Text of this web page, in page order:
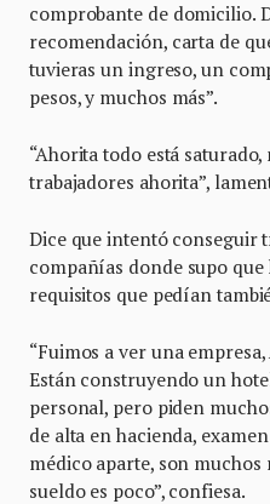
comprobante de domicilio.
recomendación, carta de
tuvieras un ingreso, un
pesos, y muchos más”.
“Ahorita todo está
trabajadores ahorita”,
Dice que intentó conseguir
compañías donde supo
requisitos que pedían
“Fuimos a ver una empresa,
Están construyendo un
personal, pero piden
de alta en hacienda,
médico aparte, son
sueldo es poco”, confiesa.